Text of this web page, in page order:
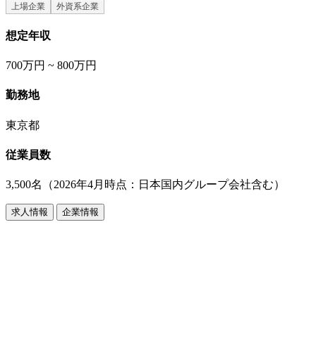
上場企業 外資系企業
想定年収
700万円 ~ 800万円
勤務地
東京都
従業員数
3,500名（2026年4月時点：日本国内グループ会社含む）
求人情報 企業情報